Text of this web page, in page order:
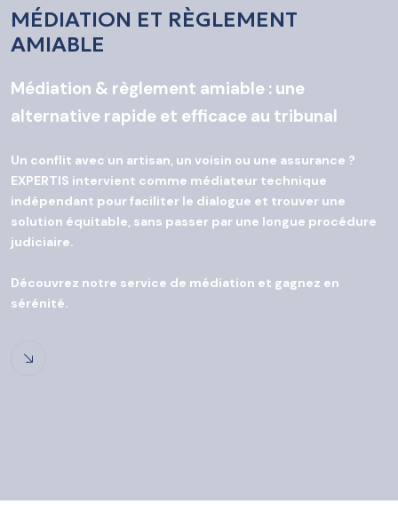
MÉDIATION ET RÈGLEMENT
AMIABLE
Médiation & règlement amiable : une
alternative rapide et efficace au tribunal
Un conflit avec un artisan, un voisin ou une assurance ?
EXPERTIS intervient comme médiateur technique
indépendant pour faciliter le dialogue et trouver une
solution équitable, sans passer par une longue procédure
judiciaire.
Découvrez notre service de médiation et gagnez en
sérénité.